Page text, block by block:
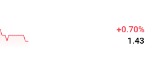
+1.79%
1.39